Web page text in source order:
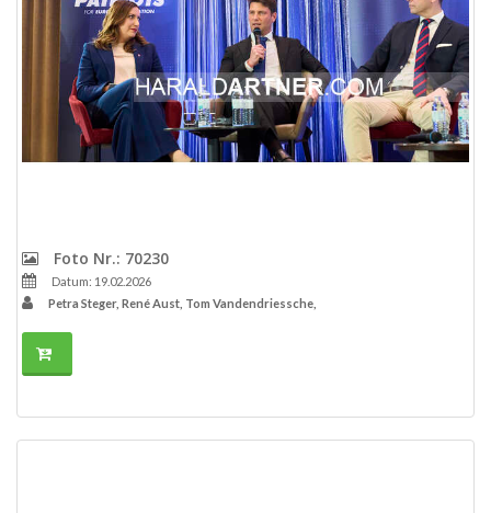
Foto Nr.: 70230
Datum: 19.02.2026
Petra Steger, René Aust, Tom Vandendriessche,